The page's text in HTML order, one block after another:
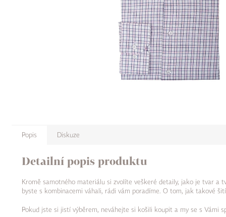
Popis Diskuze
Detailní popis produktu
Kromě samotného materiálu si zvolíte veškeré detaily, jako je tvar a
byste s kombinacemi váhali, rádi vám poradíme. O tom, jak takové
Pokud jste si jistí výběrem, neváhejte si košili koupit a my se s Vámi